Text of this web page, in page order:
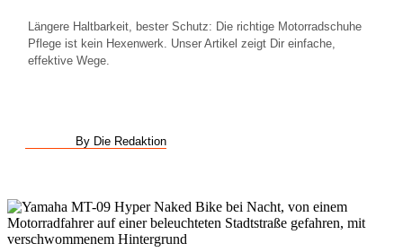
Längere Haltbarkeit, bester Schutz: Die richtige Motorradschuhe
Pflege ist kein Hexenwerk. Unser Artikel zeigt Dir einfache,
effektive Wege.
By Die Redaktion